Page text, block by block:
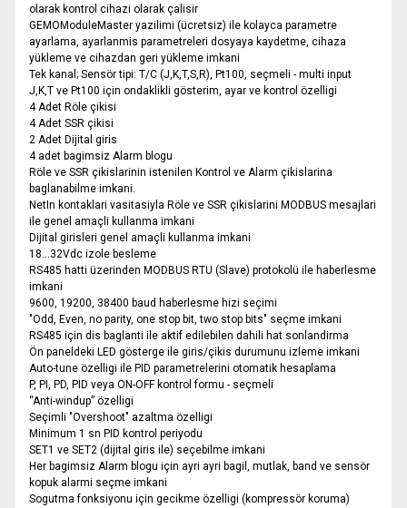
olarak kontrol cihazi olarak çalisir
GEMOModuleMaster yazilimi (ücretsiz) ile kolayca parametre
ayarlama, ayarlanmis parametreleri dosyaya kaydetme, cihaza
yükleme ve cihazdan geri yükleme imkani
Tek kanal; Sensör tipi: T/C (J,K,T,S,R), Pt100, seçmeli - multi input
J,K,T ve Pt100 için ondaklikli gösterim, ayar ve kontrol özelligi
4 Adet Röle çikisi
4 Adet SSR çikisi
2 Adet Dijital giris
4 adet bagimsiz Alarm blogu
Röle ve SSR çikislarinin istenilen Kontrol ve Alarm çikislarina
baglanabilme imkani.
NetIn kontaklari vasitasiyla Röle ve SSR çikislarini MODBUS mesajlari
ile genel amaçli kullanma imkani
Dijital girisleri genel amaçli kullanma imkani
18...32Vdc izole besleme
RS485 hatti üzerinden MODBUS RTU (Slave) protokolü ile haberlesme
imkani
9600, 19200, 38400 baud haberlesme hizi seçimi
"Odd, Even, no parity, one stop bit, two stop bits" seçme imkani
RS485 için dis baglanti ile aktif edilebilen dahili hat sonlandirma
Ön paneldeki LED gösterge ile giris/çikis durumunu izleme imkani
Auto-tune özelligi ile PID parametrelerini otomatik hesaplama
P, PI, PD, PID veya ON-OFF kontrol formu - seçmeli
“Anti-windup” özelligi
Seçimli "Overshoot" azaltma özelligi
Minimum 1 sn PID kontrol periyodu
SET1 ve SET2 (dijital giris ile) seçebilme imkani
Her bagimsiz Alarm blogu için ayri ayri bagil, mutlak, band ve sensör
kopuk alarmi seçme imkani
Sogutma fonksiyonu için gecikme özelligi (kompressör koruma)